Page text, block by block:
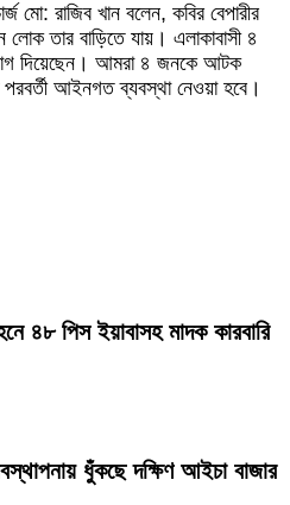
মো: রাজিব খান বলেন, কবির বেপারীর
তার বাড়িতে যায়। এলাকাবাসী ৪
দিয়েছেন। আমরা ৪ জনকে আটক
আইনগত ব্যবস্থা নেওয়া হবে।
৪৮ পিস ইয়াবাসহ মাদক কারবারি
ধুঁকছে দক্ষিণ আইচা বাজার